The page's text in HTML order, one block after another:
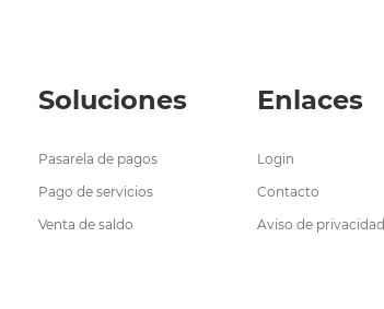
Soluciones
Pasarela de pagos
Pago de servicios
Venta de saldo
Enlaces
Login
Contacto
Aviso de privacidad